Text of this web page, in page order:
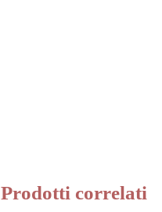
Prodotti correlati